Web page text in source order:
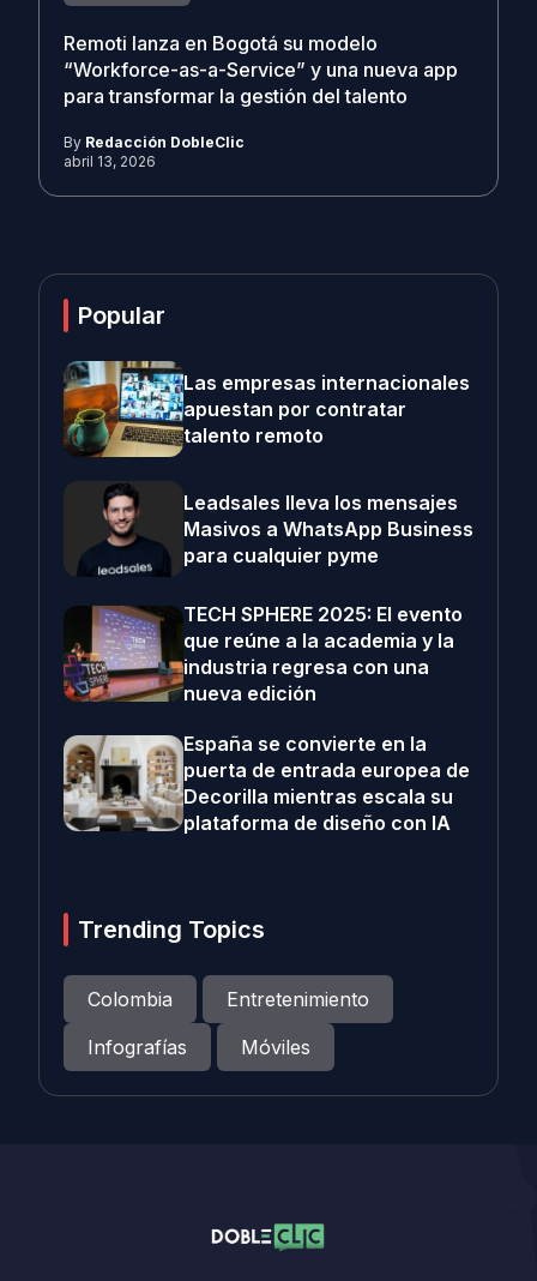
Remoti lanza en Bogotá su modelo
“Workforce-as-a-Service” y una nueva app
para transformar la gestión del talento
By Redacción DobleClic
abril 13, 2026
Popular
Las empresas internacionales
apuestan por contratar
talento remoto
Leadsales lleva los mensajes
Masivos a WhatsApp Business
para cualquier pyme
TECH SPHERE 2025: El evento
que reúne a la academia y la
industria regresa con una
nueva edición
España se convierte en la
puerta de entrada europea de
Decorilla mientras escala su
plataforma de diseño con IA
Trending Topics
Colombia
Entretenimiento
Infografías
Móviles